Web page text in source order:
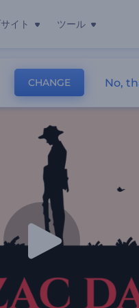
イト ツール
CHANGE No,